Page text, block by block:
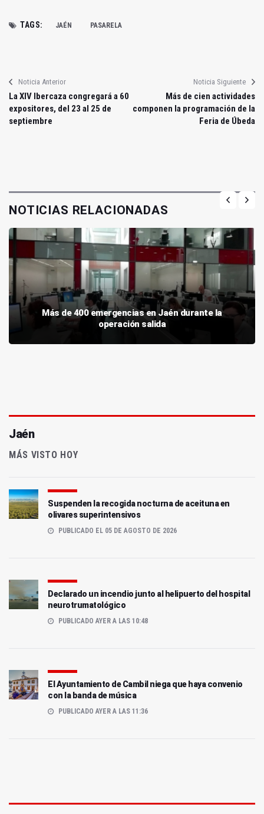
TAGS: JAÉN PASARELA
Noticia Anterior
La XIV Ibercaza congregará a 60
expositores, del 23 al 25 de
septiembre
Noticia Siguiente
Más de cien actividades
componen la programación de la
Feria de Úbeda
NOTICIAS RELACIONADAS
Más de 400 emergencias en Jaén durante la
operación salida
Jaén
MÁS VISTO HOY
Suspenden la recogida nocturna de aceituna en
olivares superintensivos
PUBLICADO EL 05 DE AGOSTO DE 2026
Declarado un incendio junto al helipuerto del hospital
neurotrumatológico
PUBLICADO AYER A LAS 10:48
El Ayuntamiento de Cambil niega que haya convenio
con la banda de música
PUBLICADO AYER A LAS 11:36